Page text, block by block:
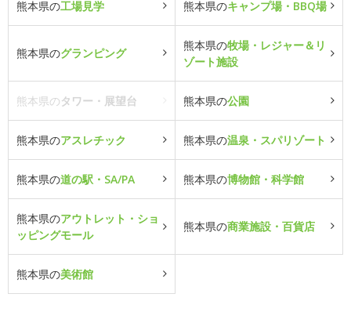
熊本県の工場見学 熊本県のキャンプ場・BBQ場
熊本県のグランピング
熊本県の牧場・レジャー＆リ
ゾート施設
熊本県のタワー・展望台 熊本県の公園
熊本県のアスレチック 熊本県の温泉・スパリゾート
熊本県の道の駅・SA/PA 熊本県の博物館・科学館
熊本県のアウトレット・ショ
ッピングモール
熊本県の商業施設・百貨店
熊本県の美術館